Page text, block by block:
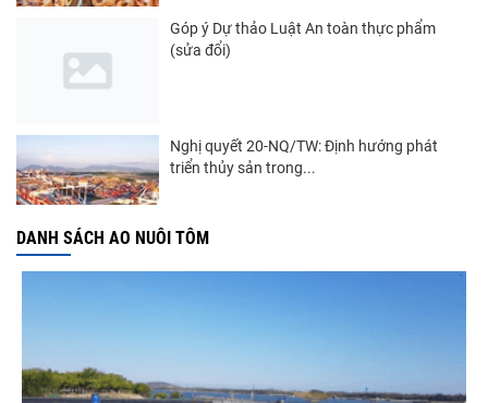
Góp ý Dự thảo Luật An toàn thực phẩm
(sửa đổi)
Nghị quyết 20-NQ/TW: Định hướng phát
triển thủy sản trong...
Nguồn cung giảm, giá cá rô phi Trung Quốc
DANH SÁCH AO NUÔI TÔM